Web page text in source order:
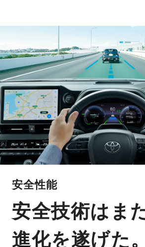
安全性能
安全技術はま
進化を遂げた。